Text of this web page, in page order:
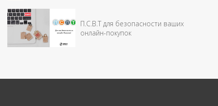
П.С.В.T для безопасности ваших
онлайн-покупок